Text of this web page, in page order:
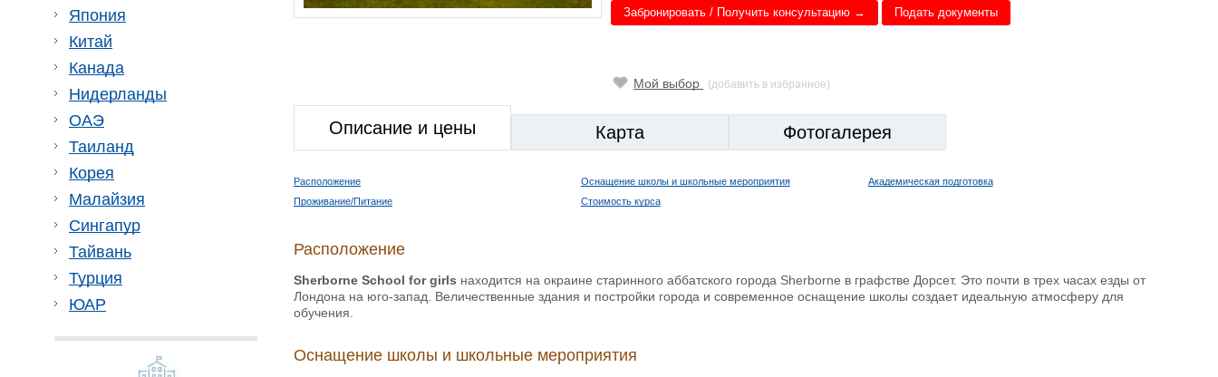
Япония
Китай
Канада
Нидерланды
ОАЭ
Таиланд
Корея
Малайзия
Сингапур
Тайвань
Турция
ЮАР
Забронировать / Получить консультацию → Подать документы
Мой выбор (добавить в избранное)
Описание и цены Карта Фотогалерея
Расположение Оснащение школы и школьные мероприятия
Академическая подготовка
Проживание/Питание
Стоимость курса
Расположение
Sherborne School for girls находится на окраине старинного аббатского города Sherborne в графстве Дорсет. Это почти в трех часах езды от
Лондона на юго-запад. Величественные здания и постройки города и современное оснащение школы создает идеальную атмосферу для
обучения.
Оснащение школы и школьные мероприятия